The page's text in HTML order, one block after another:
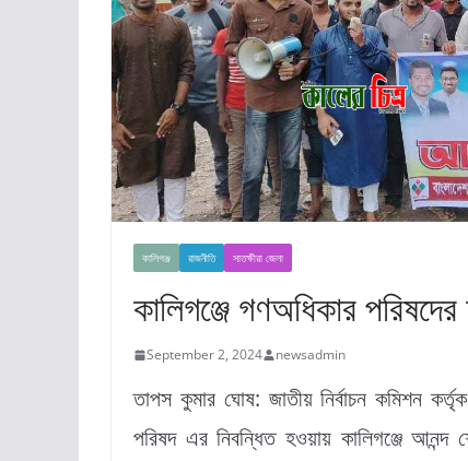
কালিগঞ্জ রাজনীতি সাতক্ষীরা জেলা
কালিগঞ্জে গণঅধিকার
September 2, 2024 newsadmin
তাপস কুমার ঘোষ: জাতীয় নির্বাচন কমিশন
পরিষদ এর নিবন্ধিত হওয়ায় কালিগঞ্জে